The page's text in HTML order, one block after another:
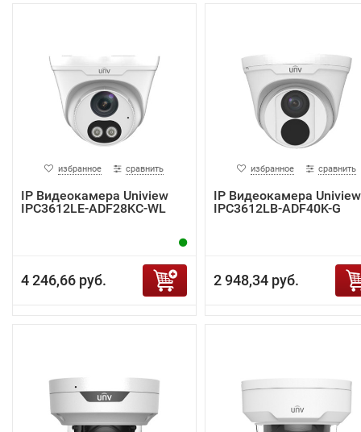
избранное сравнить
IP Видеокамера Uniview
IPC3612LE-ADF28KC-WL
4 246,66 руб.
избранное сравнить
IP Видеокамера Uniview
IPC3612LB-ADF40K-G
2 948,34 руб.